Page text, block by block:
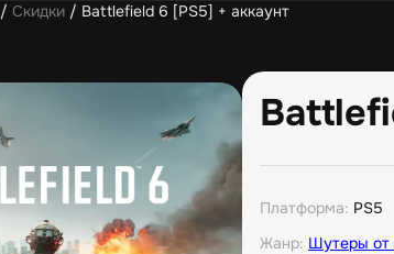
/ Скидки / Battlefield 6 [PS5] + аккаунт
Платформа: PS5
Жанр: Шутеры от